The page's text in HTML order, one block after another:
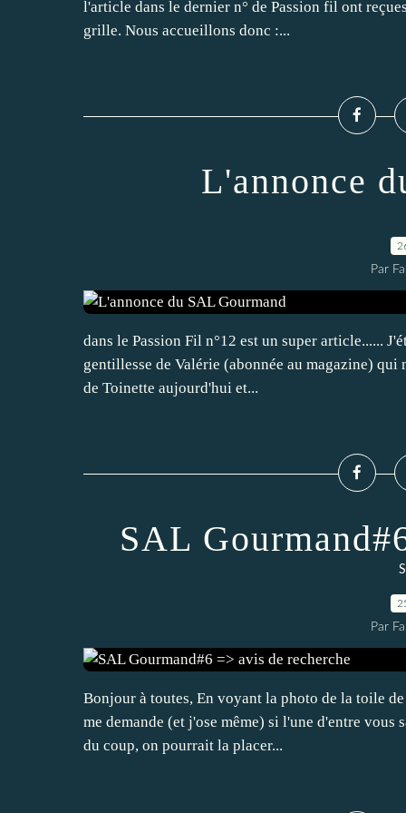
l'article dans le dernier n° de Passion fil ont
grille. Nous accueillons donc :...
L'annonce
Par
dans le Passion Fil n°12 est un super article......
gentillesse de Valérie (abonnée au magazine)
de Toinette aujourd'hui et...
SAL
Par
Bonjour à toutes, En voyant la photo de la toile
me demande (et j'ose même) si l'une d'entre vous
du coup, on pourrait la placer...